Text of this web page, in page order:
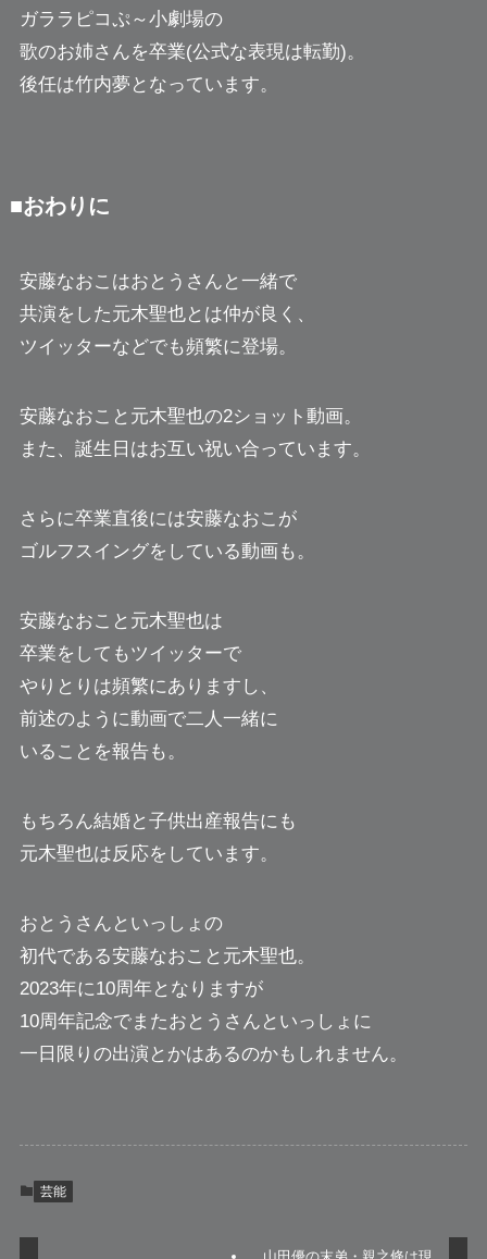
ガララピコぷ～小劇場の
歌のお姉さんを卒業(公式な表現は転勤)。
後任は竹内夢となっています。
■おわりに
安藤なおこはおとうさんと一緒で
共演をした元木聖也とは仲が良く、
ツイッターなどでも頻繁に登場。
安藤なおこと元木聖也の2ショット動画。
また、誕生日はお互い祝い合っています。
さらに卒業直後には安藤なおこが
ゴルフスイングをしている動画も。
安藤なおこと元木聖也は
卒業をしてもツイッターで
やりとりは頻繁にありますし、
前述のように動画で二人一緒に
いることを報告も。
もちろん結婚と子供出産報告にも
元木聖也は反応をしています。
おとうさんといっしょの
初代である安藤なおこと元木聖也。
2023年に10周年となりますが
10周年記念でまたおとうさんといっしょに
一日限りの出演とかはあるのかもしれません。
芸能